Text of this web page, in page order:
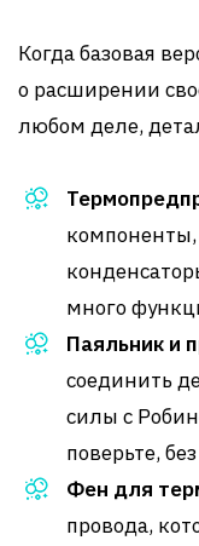
Когда базовая
о расширении
любом деле,
много
Паяльник и
соединить
силы с
поверьте,
Фен для
провода,